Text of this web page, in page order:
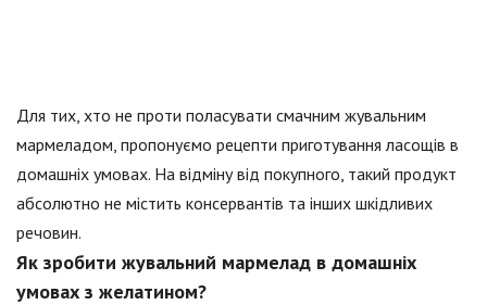
Для тих, хто не проти поласувати смачним жувальним
мармеладом, пропонуємо рецепти приготування ласощів в
домашніх умовах. На відміну від покупного, такий продукт
абсолютно не містить консервантів та інших шкідливих
речовин.
Як зробити жувальний мармелад в домашніх
умовах з желатином?